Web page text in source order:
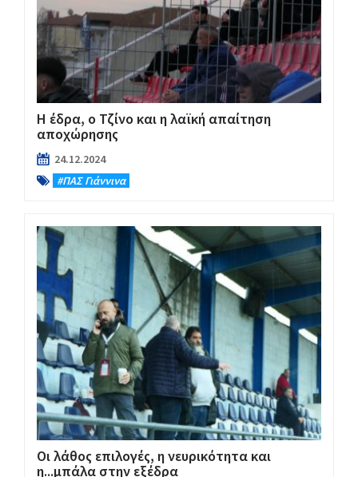
Η έδρα, ο Τζίνο και η λαϊκή απαίτηση
αποχώρησης
24.12.2024
#ΠΑΣ Γιάννινα
Οι λάθος επιλογές, η νευρικότητα και
η...μπάλα στην εξέδρα